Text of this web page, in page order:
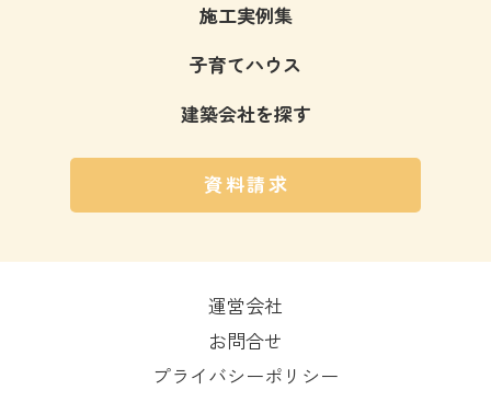
施工実例集
子育てハウス
建築会社を探す
資料請求
運営会社
お問合せ
プライバシーポリシー